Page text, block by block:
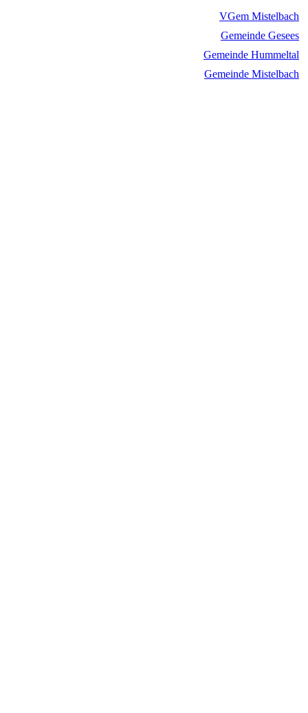
VGem Mistelbach
Gemeinde Gesees
Gemeinde Hummeltal
Gemeinde Mistelbach